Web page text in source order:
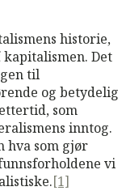
historie,
kapitalismen. Det
til
og betydelig
som
inntog.
hva som gjør
vi
[1]